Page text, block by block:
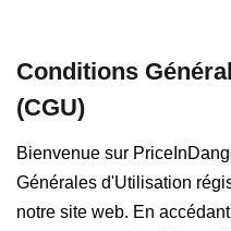
Conditions
(CGU)
Bienvenue sur
Générales d'Utilisation
notre site web. En